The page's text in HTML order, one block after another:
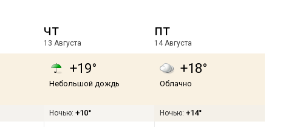
чт
13 Августа
+19°
Небольшой дождь
Ночью: +10°
пт
14 Августа
+18°
Облачно
Ночью: +14°